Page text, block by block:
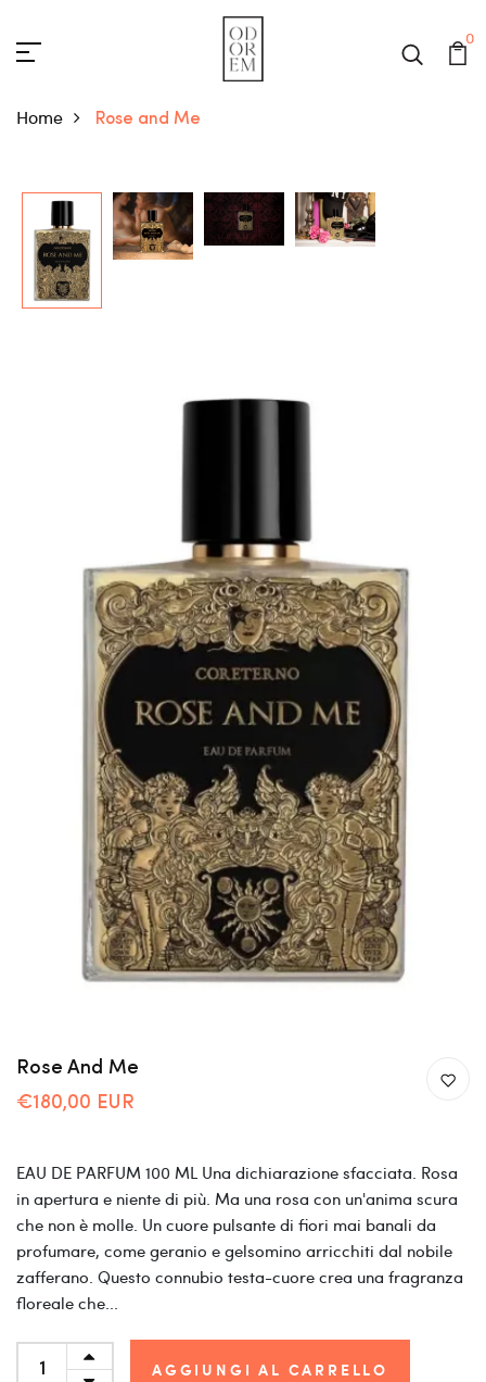
0
Home Rose and Me
Rose And Me
€180,00 EUR
EAU DE PARFUM 100 ML Una dichiarazione sfacciata. Rosa
in apertura e niente di più. Ma una rosa con un'anima scura
che non è molle. Un cuore pulsante di fiori mai banali da
profumare, come geranio e gelsomino arricchiti dal nobile
zafferano. Questo connubio testa-cuore crea una fragranza
floreale che...
AGGIUNGI AL CARRELLO